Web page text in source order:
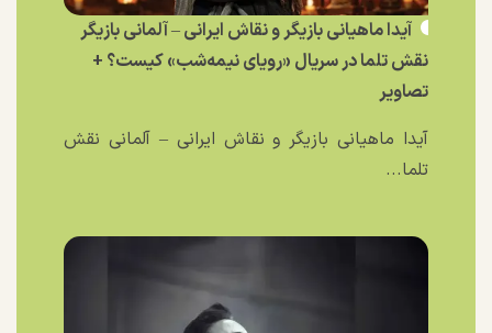
آیدا ماهیانی بازیگر و نقاش ایرانی – آلمانی بازیگر
نقش تلما در سریال «رویای نیمه‌شب» کیست؟ +
تصاویر
آیدا ماهیانی بازیگر و نقاش ایرانی – آلمانی نقش
تلما...